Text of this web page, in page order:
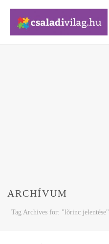
ARCHÍVUM
Tag Archives for: "lõrinc jelentése"